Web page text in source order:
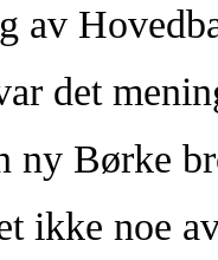
av
det
ny Børke
ikke noe